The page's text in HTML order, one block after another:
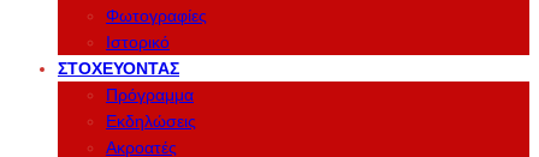
Φωτογραφίες
Ιστορικό
ΣΤΟΧΕΎΟΝΤΑΣ
Πρόγραμμα
Εκδηλώσεις
Ακροατές